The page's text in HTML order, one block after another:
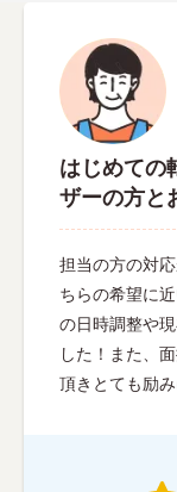
はじめての
ザーの方と
担当の方の対
ちらの希望に
の日時調整や
した！また、
頂きとても励